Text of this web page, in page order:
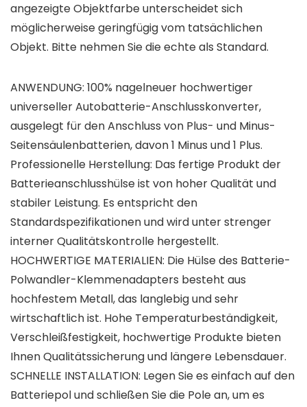
angezeigte Objektfarbe unterscheidet sich
möglicherweise geringfügig vom tatsächlichen
Objekt. Bitte nehmen Sie die echte als Standard.
ANWENDUNG: 100% nagelneuer hochwertiger
universeller Autobatterie-Anschlusskonverter,
ausgelegt für den Anschluss von Plus- und Minus-
Seitensäulenbatterien, davon 1 Minus und 1 Plus.
Professionelle Herstellung: Das fertige Produkt der
Batterieanschlusshülse ist von hoher Qualität und
stabiler Leistung. Es entspricht den
Standardspezifikationen und wird unter strenger
interner Qualitätskontrolle hergestellt.
HOCHWERTIGE MATERIALIEN: Die Hülse des Batterie-
Polwandler-Klemmenadapters besteht aus
hochfestem Metall, das langlebig und sehr
wirtschaftlich ist. Hohe Temperaturbeständigkeit,
Verschleißfestigkeit, hochwertige Produkte bieten
Ihnen Qualitätssicherung und längere Lebensdauer.
SCHNELLE INSTALLATION: Legen Sie es einfach auf den
Batteriepol und schließen Sie die Pole an, um es